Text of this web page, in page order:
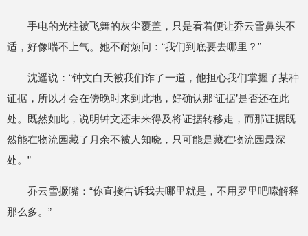
手电的光柱被飞舞的灰尘覆盖，只是看着便让乔云雪鼻头不
适，好像喘不上气。她不耐烦问：“我们到底要去哪里？”
沈遥说：“钟文白天被我们诈了一道，他担心我们掌握了某种
证据，所以才会在傍晚时来到此地，好确认那‘证据’是否还在此
处。既然如此，说明钟文还未来得及将证据转移走，而那证据既
然能在物流园藏了月余不被人知晓，只可能是藏在物流园最深
处。”
乔云雪撅嘴：“你直接告诉我去哪里就是，不用罗里吧嗦解释
那么多。”